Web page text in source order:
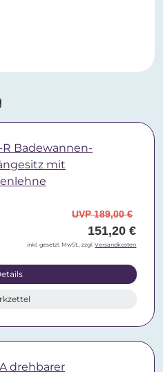
R Badewannen-
mit
UVP 189,00 €
151,20 €
inkl. gesetzl. MwSt., zzgl.Versandkosten
drehbarer